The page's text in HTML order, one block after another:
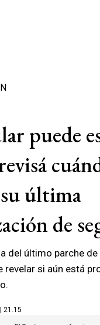
puede
última
de
del último parche
revelar si aún está
| 21.15